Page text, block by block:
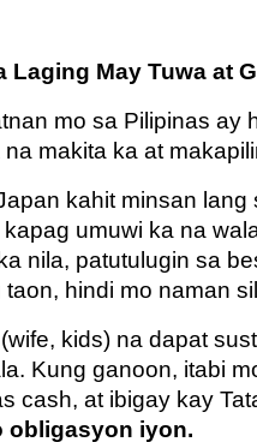
Laging May Tuwa at
mo sa Pilipinas ay
makita ka at
kahit minsan
umuwi ka na
nila, patutulugin sa
hindi mo naman
kids) na dapat
Kung ganoon, itabi
cash, at ibigay kay
obligasyon iyon.